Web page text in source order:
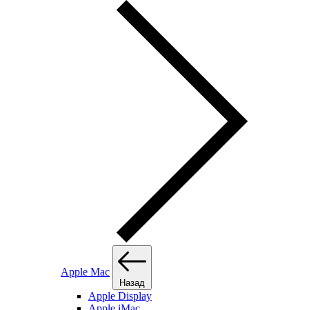
Apple Mac
Назад
Apple Display